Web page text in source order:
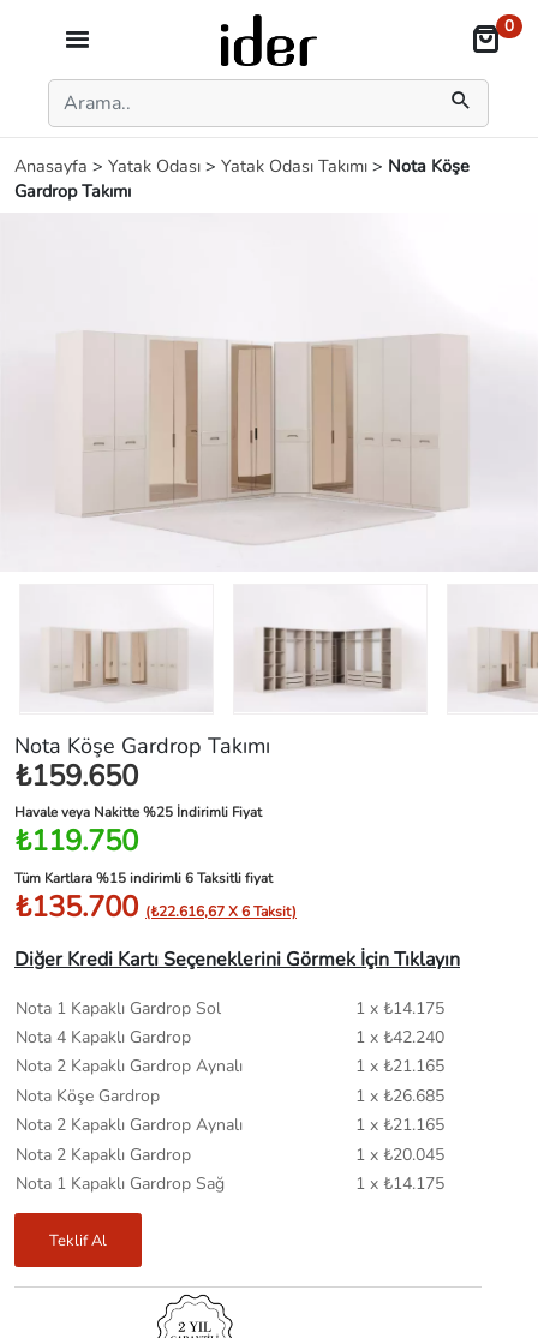
0
Anasayfa > Yatak Odası > Yatak Odası Takımı > Nota Köşe
Gardrop Takımı
Nota Köşe Gardrop Takımı
₺159.650
Havale veya Nakitte %25 İndirimli Fiyat
₺119.750
Tüm Kartlara %15 indirimli 6 Taksitli fiyat
₺135.700 (₺22.616,67 X 6 Taksit)
Diğer Kredi Kartı Seçeneklerini Görmek İçin Tıklayın
Nota 1 Kapaklı Gardrop Sol
1 x ₺14.175
Nota 4 Kapaklı Gardrop
1 x ₺42.240
Nota 2 Kapaklı Gardrop Aynalı
1 x ₺21.165
Nota Köşe Gardrop
1 x ₺26.685
Nota 2 Kapaklı Gardrop Aynalı
1 x ₺21.165
Nota 2 Kapaklı Gardrop
1 x ₺20.045
Nota 1 Kapaklı Gardrop Sağ
1 x ₺14.175
Teklif Al